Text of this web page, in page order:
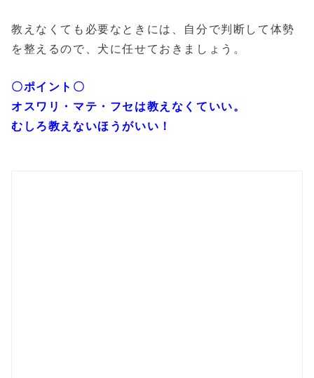
教えなくても必要なときには、自分で判断して体勢
を整えるので、犬に任せておきましょう。
〇ポイント〇
オスワリ・マテ・フセは教えなくていい。
むしろ教えないほうがいい！